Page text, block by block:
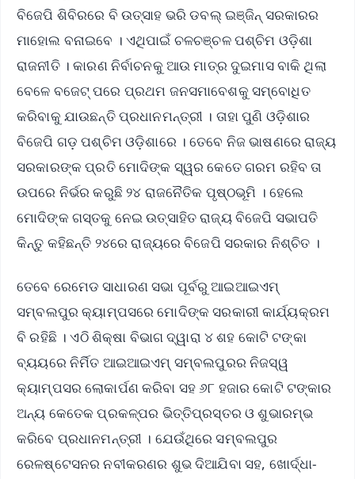
ବିଜେପି ଶିବିରରେ ବି ଉତ୍ସାହ ଭରି ଡବଲ୍ ଇଞ୍ଜିନ୍ ସରକାରର
ମାହୋଲ ବନାଇବେ । ଏଥିପାଇଁ ଚଳଚଞ୍ଚଳ ପଶ୍ଚିମ ଓଡ଼ିଶା
ରାଜନୀତି । କାରଣ ନିର୍ବାଚନକୁ ଆଉ ମାତ୍ର ଦୁଇମାସ ବାକି ଥିଲା
ବେଳେ ବଜେଟ୍ ପରେ ପ୍ରଥମ ଜନସମାବେଶକୁ ସମ୍ବୋଧିତ
କରିବାକୁ ଯାଉଛନ୍ତି ପ୍ରଧାନମନ୍ତ୍ରୀ । ତାହା ପୁଣି ଓଡ଼ିଶାର
ବିଜେପି ଗଡ଼ ପଶ୍ଚିମ ଓଡ଼ିଶାରେ । ତେବେ ନିଜ ଭାଷଣରେ ରାଜ୍ୟ
ସରକାରଙ୍କ ପ୍ରତି ମୋଦିଙ୍କ ସ୍ୱର କେତେ ଗରମ ରହିବ ତା
ଉପରେ ନିର୍ଭର କରୁଛି ୨୪ ରାଜନୈତିକ ପୃଷ୍ଠଭୂମି । ହେଲେ
ମୋଦିଙ୍କ ଗସ୍ତକୁ ନେଇ ଉତ୍ସାହିତ ରାଜ୍ୟ ବିଜେପି ସଭାପତି
କିନ୍ତୁ କହିଛନ୍ତି ୨୪ରେ ରାଜ୍ୟରେ ବିଜେପି ସରକାର ନିଶ୍ଚିତ ।
ତେବେ ରେମେଡ ସାଧାରଣ ସଭା ପୂର୍ବରୁ ଆଇଆଇଏମ୍
ସମ୍ବଲପୁର କ୍ୟାମ୍ପସରେ ମୋଦିଙ୍କ ସରକାରୀ କାର୍ଯ୍ୟକ୍ରମ
ବି ରହିଛି । ଏଠି ଶିକ୍ଷା ବିଭାଗ ଦ୍ୱାରା ୪ ଶହ କୋଟି ଟଙ୍କା
ବ୍ୟୟରେ ନିର୍ମିତ ଆଇଆଇଏମ୍ ସମ୍ବଲପୁରର ନିଜସ୍ୱ
କ୍ୟାମ୍ପସର ଲୋକାର୍ପଣ କରିବା ସହ ୬୮ ହଜାର କୋଟି ଟଙ୍କାର
ଅନ୍ୟ କେତେକ ପ୍ରକଳ୍ପର ଭିତ୍ତିପ୍ରସ୍ତର ଓ ଶୁଭାରମ୍ଭ
କରିବେ ପ୍ରଧାନମନ୍ତ୍ରୀ । ଯେଉଁଥିରେ ସମ୍ବଲପୁର
ରେଳଷ୍ଟେସନର ନବୀକରଣର ଶୁଭ ଦିଆଯିବା ସହ, ଖୋର୍ଦ୍ଧା-